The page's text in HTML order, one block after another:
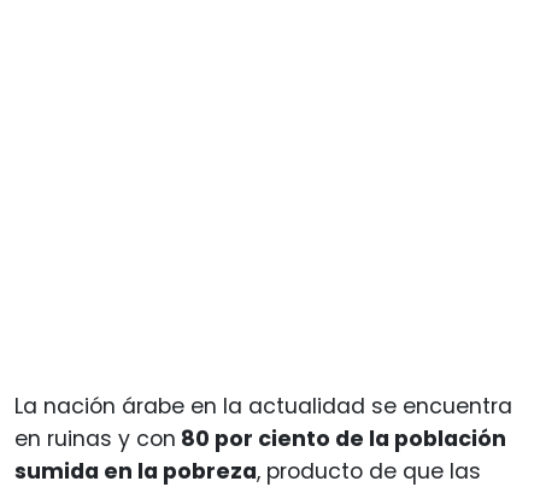
La nación árabe en la actualidad se encuentra
en ruinas y con 80 por ciento de la población
sumida en la pobreza, producto de que las